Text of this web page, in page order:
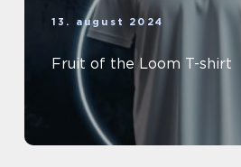
13. august 2024
Fruit of the Loom T-shirt